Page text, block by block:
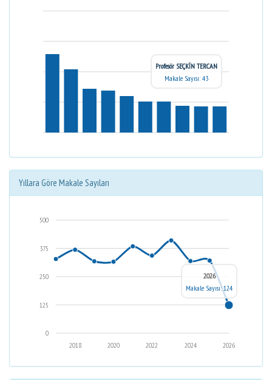
Profesör SEÇKİN TERCAN
Makale Sayısı: 43
Yıllara Göre Makale Sayıları
0
125
250
375
500
2026
2024
2022
2020
2018
2026
Makale Sayısı: 124